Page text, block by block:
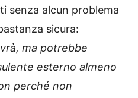
senza alcun problema
sicura:
ma potrebbe
esterno almeno
perché non